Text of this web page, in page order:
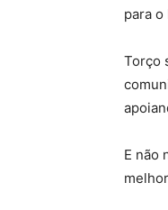
para
Torço
E não